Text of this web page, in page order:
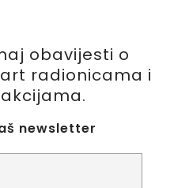
obavijesti o
radionicama i
newsletter